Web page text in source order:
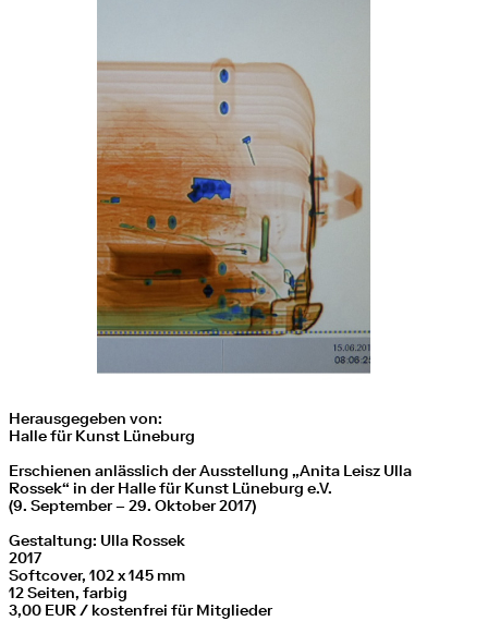
Herausgegeben von:
Halle für Kunst Lüneburg
Erschienen anlässlich der Ausstellung „Anita Leisz Ulla
Rossek“ in der Halle für Kunst Lüneburg e.V.
(9. September – 29. Oktober 2017)
Gestaltung: Ulla Rossek
2017
Softcover, 102 x 145 mm
12 Seiten, farbig
3,00 EUR / kostenfrei für Mitglieder